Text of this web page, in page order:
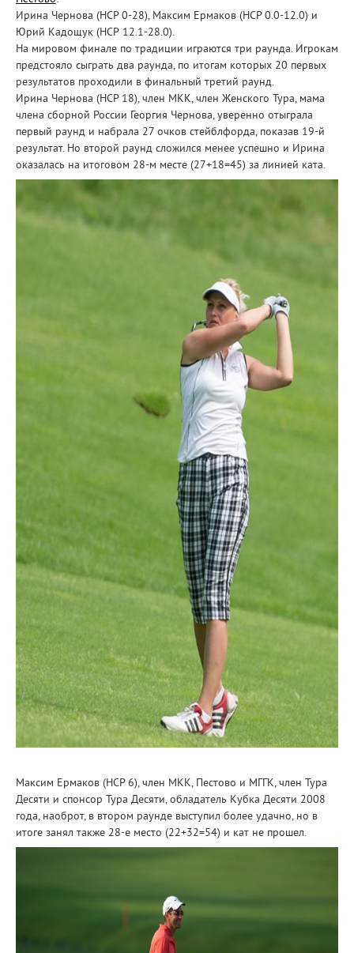
Ирина Чернова (НСР 0-28), Максим Ермаков (HCP 0.0-12.0) и
Юрий Кадощук (HCP 12.1-28.0).
На мировом финале по традиции играются три раунда. Игрокам
предстояло сыграть два раунда, по итогам которых 20 первых
результатов проходили в финальный третий раунд.
Ирина Чернова (HCP 18), член МКК, член Женского Тура, мама
члена сборной России Георгия Чернова, уверенно отыграла
первый раунд и набрала 27 очков стейблфорда, показав 19-й
результат. Но второй раунд сложился менее успешно и Ирина
оказалась на итоговом 28-м месте (27+18=45) за линией ката.
Максим Ермаков (HCP 6), член МКК, Пестово и МГГК, член Тура
Десяти и спонсор Тура Десяти, обладатель Кубка Десяти 2008
года, наоброт, в втором раунде выступил более удачно, но в
итоге занял также 28-е место (22+32=54) и кат не прошел.